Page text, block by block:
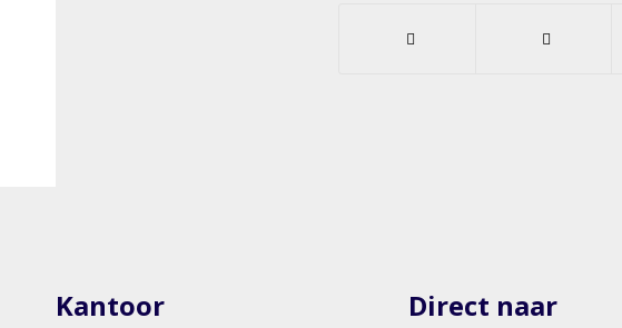
Kantoor Direct naar